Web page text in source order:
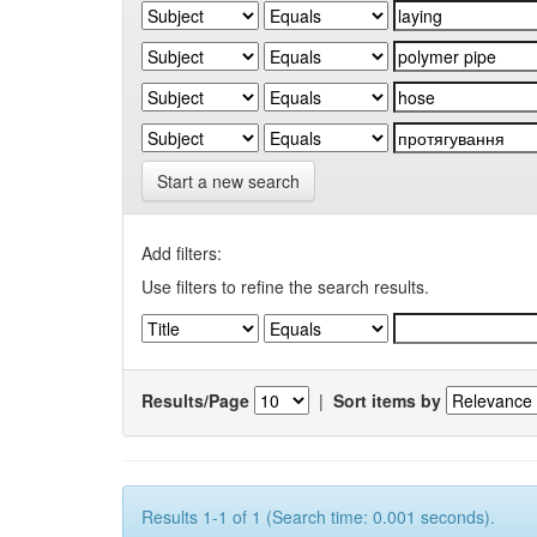
Start a new search
Add filters:
Use filters to refine the search results.
Results/Page | Sort items by
Results 1-1 of 1 (Search time: 0.001 seconds).